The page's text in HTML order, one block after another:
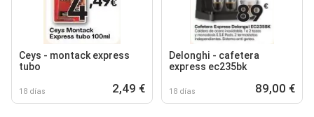
Ceys - montack express
tubo
18 días 2,49 €
Delonghi - cafetera
express ec235bk
18 días 89,00 €